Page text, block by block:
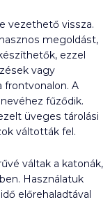
vezethető vissza.
megoldást,
ezzel
vagy
frontvonalon. A
fűződik.
üveges tárolási
váltották fel.
váltak a katonák,
Használatuk
előrehaladtával